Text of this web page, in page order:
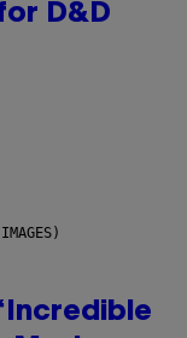
D&D